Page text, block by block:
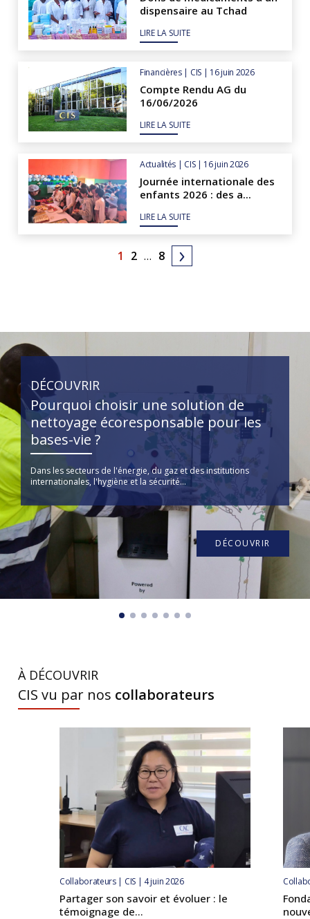
dispensaire au Tchad
LIRE LA SUITE
Financières | CIS | 16 juin 2026
Compte Rendu AG du
16/06/2026
LIRE LA SUITE
Actualités | CIS | 16 juin 2026
Journée internationale des
enfants 2026 : des a...
LIRE LA SUITE
1 2 … 8
DÉCOUVRIR
Pourquoi choisir une solution de
nettoyage écoresponsable pour les
bases-vie ?
Dans les secteurs de l'énergie, du gaz et des institutions
internationales, l'hygiène et la sécurité...
DÉCOUVRIR
À DÉCOUVRIR
CIS vu par nos collaborateurs
Collaborateurs | CIS | 4 juin 2026
Partager son savoir et évoluer : le
témoignage de...